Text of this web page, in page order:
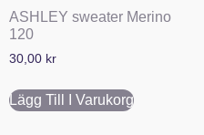
ASHLEY sweater Merino
120
30,00 kr
Lägg Till I Varukorg